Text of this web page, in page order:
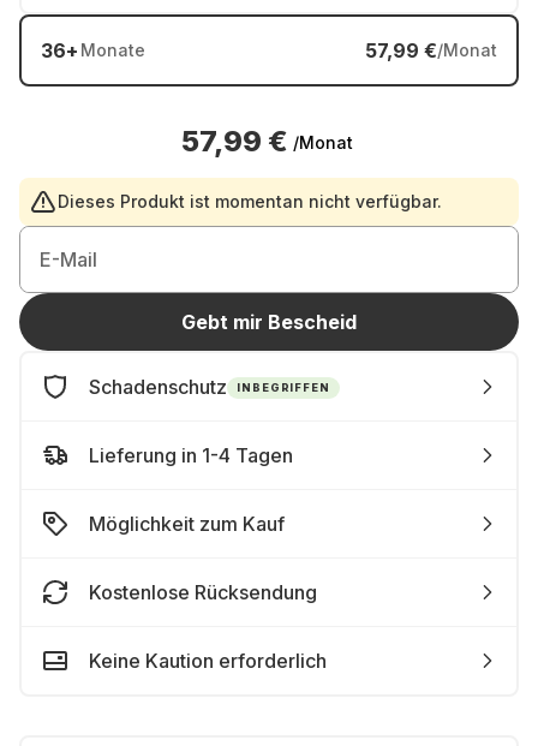
36+ Monate 57,99 €/Monat
57,99 € /Monat
Dieses Produkt ist momentan nicht verfügbar.
E-Mail
Gebt mir Bescheid
Schadenschutz INBEGRIFFEN
Lieferung in 1-4 Tagen
Möglichkeit zum Kauf
Kostenlose Rücksendung
Keine Kaution erforderlich